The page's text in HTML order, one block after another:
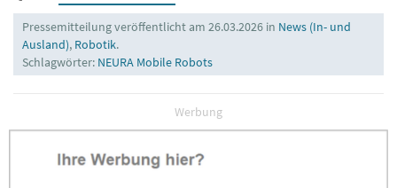
Quelle:
www.ek-robotics.com
Pressemitteilung veröffentlicht am 26.03.2026 in
Ausland),Robotik.
Werbung